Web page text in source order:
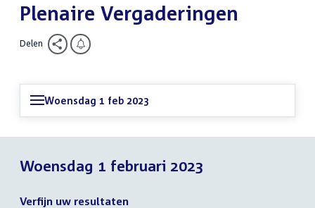
Plenaire Vergaderingen
Delen
Woensdag 1 feb 2023
Woensdag 1 februari 2023
Verfijn uw resultaten